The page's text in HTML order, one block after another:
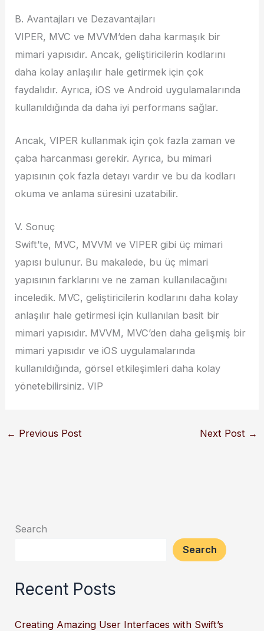
B. Avantajları ve Dezavantajları
VIPER, MVC ve MVVM’den daha karmaşık bir
mimari yapısıdır. Ancak, geliştiricilerin kodlarını
daha kolay anlaşılır hale getirmek için çok
faydalıdır. Ayrıca, iOS ve Android uygulamalarında
kullanıldığında da daha iyi performans sağlar.
Ancak, VIPER kullanmak için çok fazla zaman ve
çaba harcanması gerekir. Ayrıca, bu mimari
yapısının çok fazla detayı vardır ve bu da kodları
okuma ve anlama süresini uzatabilir.
V. Sonuç
Swift’te, MVC, MVVM ve VIPER gibi üç mimari
yapısı bulunur. Bu makalede, bu üç mimari
yapısının farklarını ve ne zaman kullanılacağını
inceledik. MVC, geliştiricilerin kodlarını daha kolay
anlaşılır hale getirmesi için kullanılan basit bir
mimari yapısıdır. MVVM, MVC’den daha gelişmiş bir
mimari yapısıdır ve iOS uygulamalarında
kullanıldığında, görsel etkileşimleri daha kolay
yönetebilirsiniz. VIP
← Previous Post Next Post →
Search
Search
Recent Posts
Creating Amazing User Interfaces with Swift’s